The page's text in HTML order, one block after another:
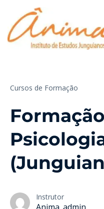
Cursos de Formação
Instrutor